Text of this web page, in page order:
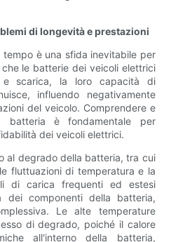
di longevità e prestazioni
è una sfida inevitabile per
le batterie dei veicoli elettrici
scarica, la loro capacità di
influendo negativamente
del veicolo. Comprendere e
batteria è fondamentale per
dei veicoli elettrici.
al degrado della batteria, tra cui
fluttuazioni di temperatura e la
di carica frequenti ed estesi
dei componenti della batteria,
Le alte temperature
di degrado, poiché il calore
all'interno della batteria,